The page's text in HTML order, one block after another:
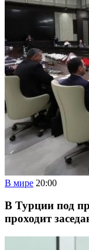
В мире 20:00
В Турции под
проходит